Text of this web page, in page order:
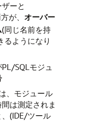
ーと
が、 オーバー
(同じ名前を持
るようになり
SQLモジュ
、モジュール
は測定されま
(IDE/ツール